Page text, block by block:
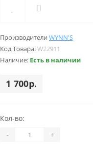
Производители WYNN'S
Код Товара:W22911
Наличие: Есть в наличии
1 700р.
Кол-во:
- +